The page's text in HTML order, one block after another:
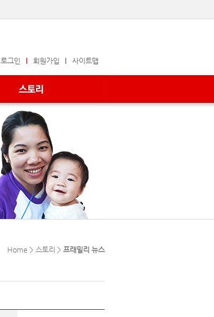
로그인 회원가입 사이트맵
Home > 스토리 > 프래밀리 뉴스